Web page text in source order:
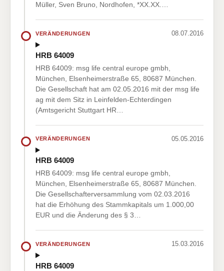
Müller, Sven Bruno, Nordhofen, *XX.XX.…
VERÄNDERUNGEN 08.07.2016
HRB 64009
HRB 64009: msg life central europe gmbh,
München, Elsenheimerstraße 65, 80687 München.
Die Gesellschaft hat am 02.05.2016 mit der msg life
ag mit dem Sitz in Leinfelden-Echterdingen
(Amtsgericht Stuttgart HR…
VERÄNDERUNGEN 05.05.2016
HRB 64009
HRB 64009: msg life central europe gmbh,
München, Elsenheimerstraße 65, 80687 München.
Die Gesellschafterversammlung vom 02.03.2016
hat die Erhöhung des Stammkapitals um 1.000,00
EUR und die Änderung des § 3…
VERÄNDERUNGEN 15.03.2016
HRB 64009